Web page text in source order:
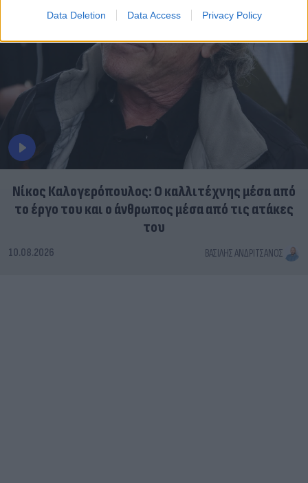
Data Deletion Data Access Privacy Policy
Νίκος Καλογερόπουλος: Ο καλλιτέχνης μέσα από
το έργο του και ο άνθρωπος μέσα από τις ατάκες
του
10.08.2026 ΒΑΣΊΛΗΣ ΑΝΔΡΙΤΣΆΝΟΣ